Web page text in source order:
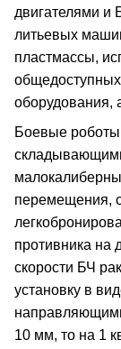
двигателями и
литьевых
пластмассы,
оборудования,
Боевые
перемещения,
противника на
скорости БЧ
установку в
10 мм, то на 1